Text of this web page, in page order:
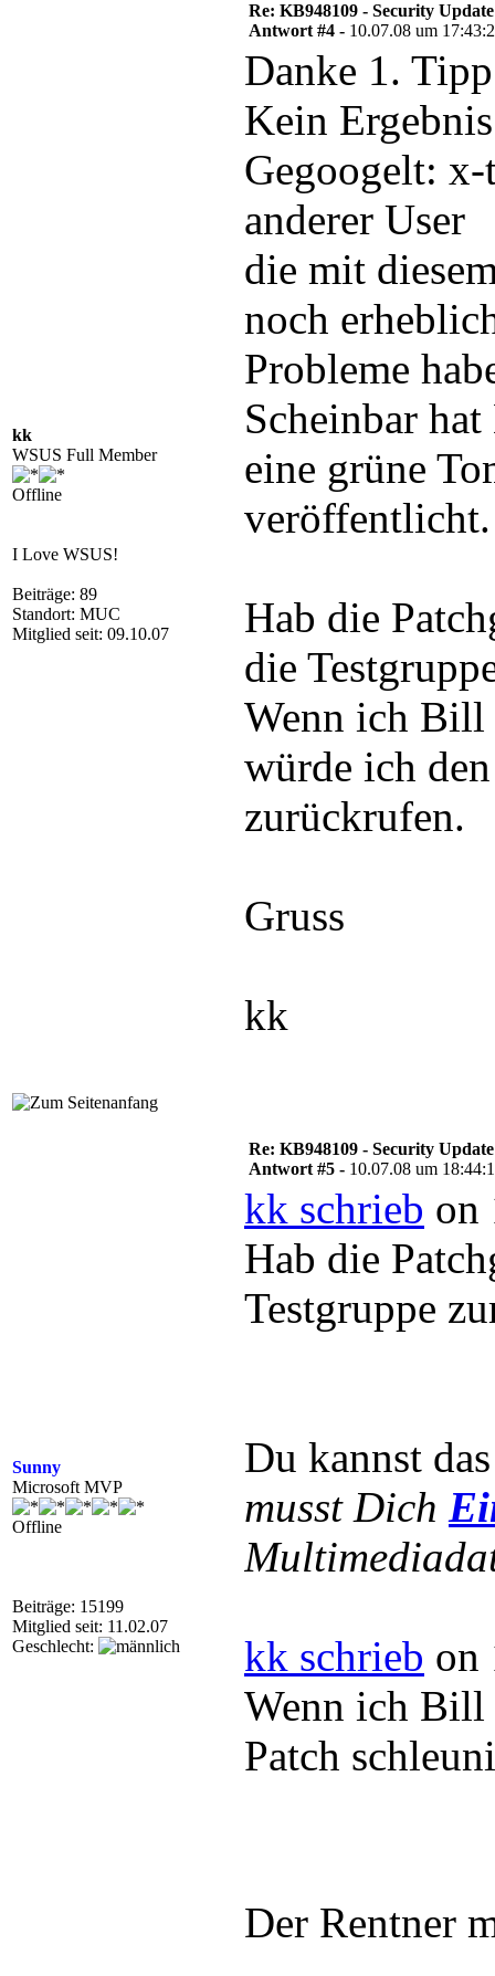
kk
WSUS Full Member
Offline
I Love WSUS!
Beiträge: 89
Standort: MUC
Mitglied seit: 09.10.07
Re: KB948109 - Security
Antwort #4 - 10.07.08 um
Danke 1.
Kein Ergebnis
Gegoogelt:
anderer User
die mit
noch
Probleme
Scheinbar
eine grüne
veröffentlicht.
Hab die
die
Wenn ich Bill
würde ich
zurückrufen.
Gruss
kk
Sunny
Microsoft MVP
Offline
Beiträge: 15199
Mitglied seit: 11.02.07
Geschlecht:
Re: KB948109 - Security
Antwort #5 - 10.07.08 um
kk schrieb on
Hab die
Testgruppe
Du kannst
musst Dich
kk schrieb on
Wenn ich Bill
Patch
Der Rentner